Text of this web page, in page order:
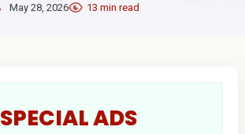
May 28, 2026 13 min read
SPECIAL ADS